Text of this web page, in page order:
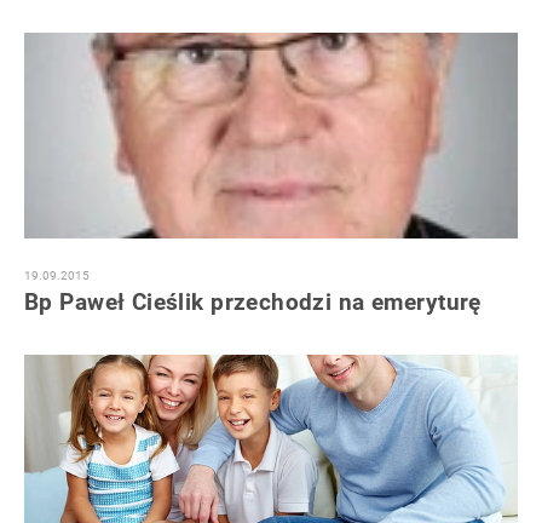
19.09.2015
Bp Paweł Cieślik przechodzi na emeryturę